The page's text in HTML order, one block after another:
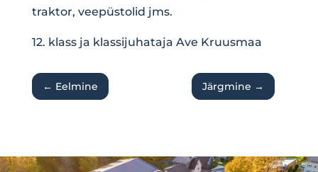
traktor, veepüstolid jms.
12. klass ja klassijuhataja Ave Kruusmaa
← Eelmine Järgmine →